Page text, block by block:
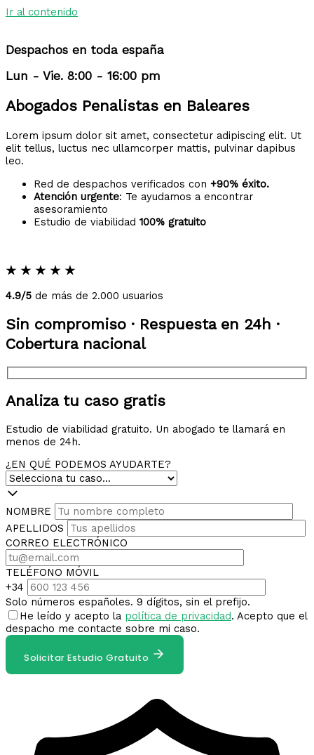
Ir al contenido
Despachos en toda españa
Lun - Vie. 8:00 - 16:00 pm
Abogados Penalistas en Baleares
Lorem ipsum dolor sit amet, consectetur adipiscing elit. Ut
elit tellus, luctus nec ullamcorper mattis, pulvinar dapibus
leo.
Red de despachos verificados con +90% éxito.
Atención urgente: Te ayudamos a encontrar
asesoramiento
Estudio de viabilidad 100% gratuito
★ ★ ★ ★ ★
4.9/5 de más de 2.000 usuarios
Sin compromiso · Respuesta en 24h ·
Cobertura nacional
Analiza tu caso gratis
Estudio de viabilidad gratuito. Un abogado te llamará en
menos de 24h.
¿EN QUÉ PODEMOS AYUDARTE?
NOMBRE
APELLIDOS
CORREO ELECTRÓNICO
TELÉFONO MÓVIL
+34
Solo números españoles. 9 dígitos, sin el prefijo.
He leído y acepto la política de privacidad. Acepto que el
despacho me contacte sobre mi caso.
Solicitar Estudio Gratuito